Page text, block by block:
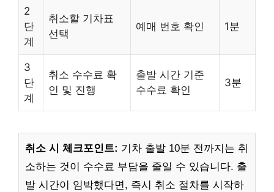
2
단
계
취소할 기차표
선택
예매 번호 확인 1분
3
단
계
취소 수수료 확
인 및 진행
출발 시간 기준
수수료 확인
3분
취소 시 체크포인트: 기차 출발 10분 전까지는 취
소하는 것이 수수료 부담을 줄일 수 있습니다. 출
발 시간이 임박했다면, 즉시 취소 절차를 시작하